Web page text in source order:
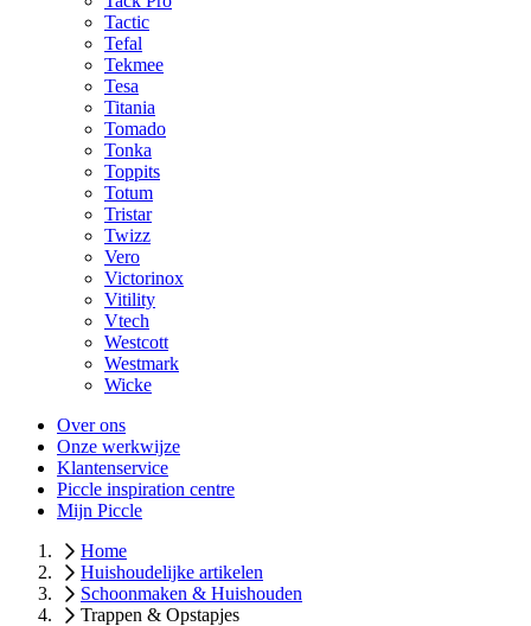
Tactic
Tefal
Tekmee
Tesa
Titania
Tomado
Tonka
Toppits
Totum
Tristar
Twizz
Vero
Victorinox
Vitility
Vtech
Westcott
Westmark
Wicke
Over ons
Onze werkwijze
Klantenservice
Piccle inspiration centre
Mijn Piccle
Home
Huishoudelijke artikelen
Schoonmaken & Huishouden
Trappen & Opstapjes